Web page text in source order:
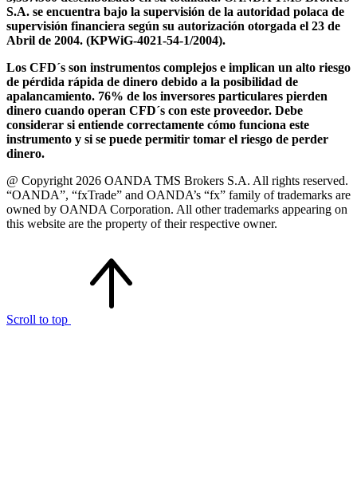
S.A. se encuentra bajo la supervisión de la autoridad polaca de
supervisión financiera según su autorización otorgada el 23 de
Abril de 2004. (KPWiG-4021-54-1/2004).
Los CFD´s son instrumentos complejos e implican un alto riesgo
de pérdida rápida de dinero debido a la posibilidad de
apalancamiento. 76% de los inversores particulares pierden
dinero cuando operan CFD´s con este proveedor. Debe
considerar si entiende correctamente cómo funciona este
instrumento y si se puede permitir tomar el riesgo de perder
dinero.
@ Copyright 2026 OANDA TMS Brokers S.A. All rights reserved.
“OANDA”, “fxTrade” and OANDA’s “fx” family of trademarks are
owned by OANDA Corporation. All other trademarks appearing on
this website are the property of their respective owner.
Scroll to top